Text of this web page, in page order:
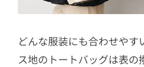
どんな服装にも合わせやす
ス地のトートバッグは表の